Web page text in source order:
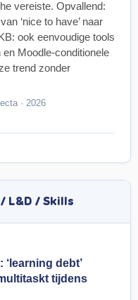
vereiste. Opvallend:
‘nice to have’ naar
ook eenvoudige tools
Moodle-conditionele
trend zonder
· 2026
L&D / Skills
debt’
tijdens